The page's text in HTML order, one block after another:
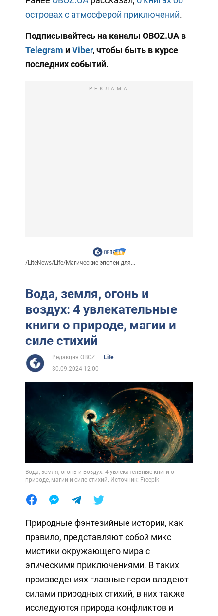
островах с атмосферой приключений.
Подписывайтесь на каналы OBOZ.UA в
Telegram и Viber, чтобы быть в курсе
последних событий.
РЕКЛАМА
/LiteNews/Life/Магические эпопеи для...
Вода, земля, огонь и
воздух: 4 увлекательные
книги о природе, магии и
силе стихий
Редакция OBOZ
Life
30.09.2024 12:00
Вода, земля, огонь и воздух: 4 увлекательные книги о
природе, магии и силе стихий. Источник: Freepik
Природные фэнтезийные истории, как
правило, представляют собой микс
мистики окружающего мира с
эпическими приключениями. В таких
произведениях главные герои владеют
силами природных стихий, в них также
исследуются природа конфликтов и